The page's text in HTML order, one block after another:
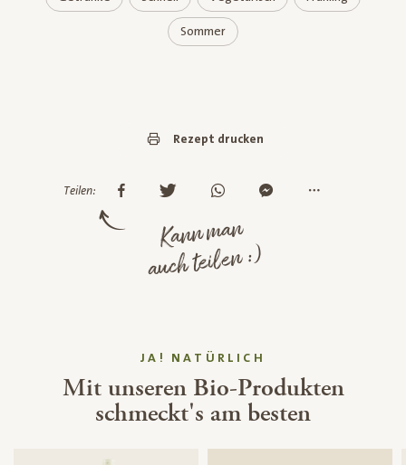
Sommer
Rezept drucken
Teilen:
Kann man
auch teilen :)
JA! NATÜRLICH
Mit unseren Bio-Produkten
schmeckt's am besten